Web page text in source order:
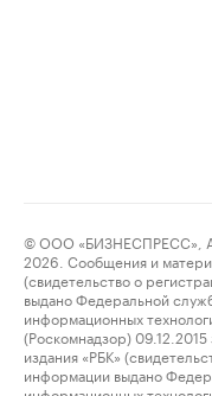
© ООО «БИЗНЕСПРЕСС»,
2026. Сообщения и
(свидетельство о
выдано Федеральной
информационных
(Роскомнадзор)
издания «РБК»
информации выдано